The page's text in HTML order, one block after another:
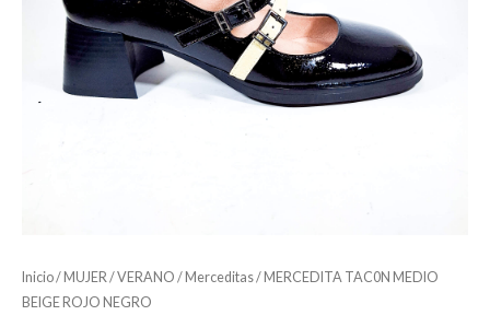
Inicio/ MUJER /VERANO / Merceditas/ MERCEDITA TAC0N MEDIO
BEIGE ROJO NEGRO